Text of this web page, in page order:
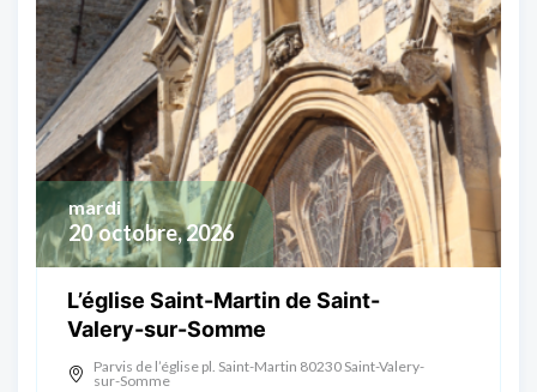
20 octobre, 2026
mardi
L’église Saint-Martin de Saint-
Valery-sur-Somme
Parvis de l’église pl. Saint-Martin 80230 Saint-Valery-
sur-Somme